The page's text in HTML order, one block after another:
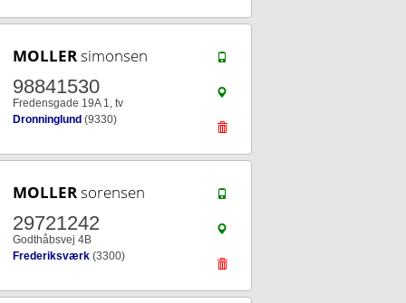
MOLLERsimonsen
98841530
Fredensgade 19A 1, tv
Dronninglund (9330)
MOLLERsorensen
29721242
Godthåbsvej 4B
Frederiksværk (3300)